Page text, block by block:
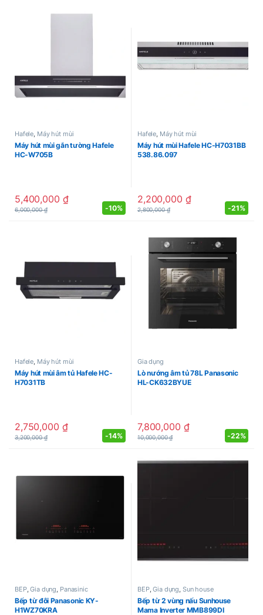
Hafele, Máy hút mùi
Máy hút mùi gắn tường Hafele
HC-W705B
5,400,000 ₫
6,000,000₫ -10%
Hafele, Máy hút mùi
Máy hút mùi Hafele HC-H7031BB
538.86.097
2,200,000 ₫
2,800,000₫ -21%
Hafele, Máy hút mùi
Máy hút mùi âm tủ Hafele HC-
H7031TB
2,750,000 ₫
3,200,000₫ -14%
Gia dụng
Lò nướng âm tủ 78L Panasonic
HL-CK632BYUE
7,800,000 ₫
10,000,000₫ -22%
BẾP,Gia dụng, Panasinic
Bếp từ đôi Panasonic KY-
H1WZ70KRA
BẾP,Gia dụng, Sun house
Bếp từ 2 vùng nấu Sunhouse
Mama Inverter MMB899DI